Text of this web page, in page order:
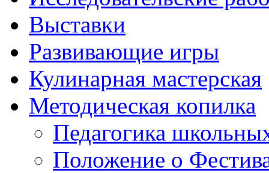
Выставки
Развивающие игры
Кулинарная мастерская
Методическая копилка
Педагогика
Положение о